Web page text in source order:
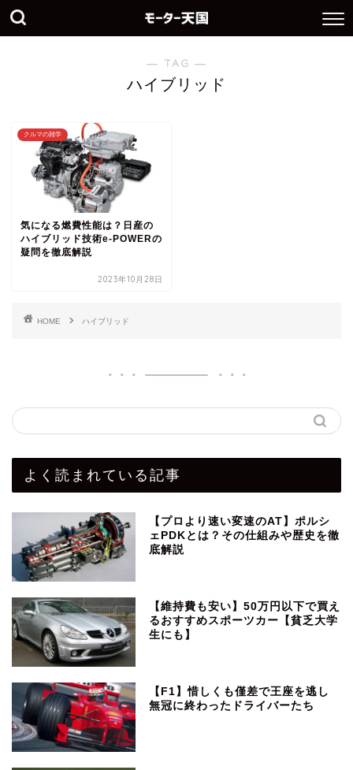
― TAG ―
ハイブリッド
クルマの雑学
気になる燃費性能は？日産の
ハイブリッド技術e-POWERの
疑問を徹底解説
2023年10月28日
HOME ハイブリッド
よく読まれている記事
【プロより速い変速のAT】ポルシ
ェPDKとは？その仕組みや歴史を徹
底解説
【維持費も安い】50万円以下で買え
るおすすめスポーツカー【貧乏大学
生にも】
【F1】惜しくも僅差で王座を逃し
無冠に終わったドライバーたち